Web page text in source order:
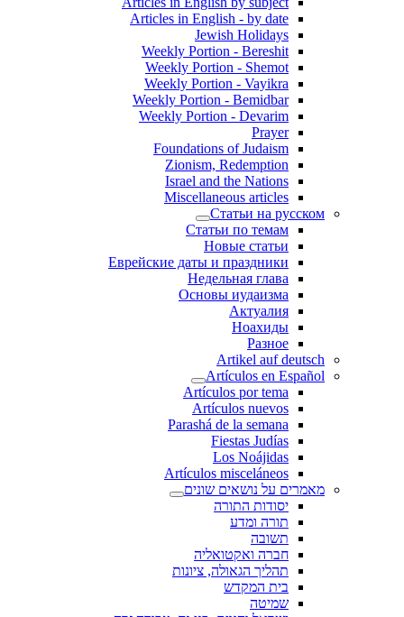
Articles in English - by date
Jewish Holidays
Weekly Portion - Bereshit
Weekly Portion - Shemot
Weekly Portion - Vayikra
Weekly Portion - Bemidbar
Weekly Portion - Devarim
Prayer
Foundations of Judaism
Zionism, Redemption
Israel and the Nations
Miscellaneous articles
Статьи на русском
Статьи по темам
Новые статьи
Еврейские даты и праздники
Недельная глава
Основы иудаизма
Актуалия
Ноахиды
Разное
Artikel auf deutsch
Artículos en Español
Artículos por tema
Artículos nuevos
Parashá de la semana
Fiestas Judías
Los Noájidas
Artículos misceláneos
מאמרים על נושאים שונים
יסודות התורה
תורה ומדע
תשובה
חברה ואקטואליה
תהליך הגאולה, ציונות
בית המקדש
שמיטה